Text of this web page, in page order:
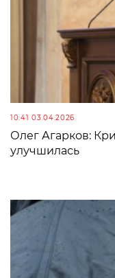
10:41 03.04.2026
Олег Агарков:
улучшилась